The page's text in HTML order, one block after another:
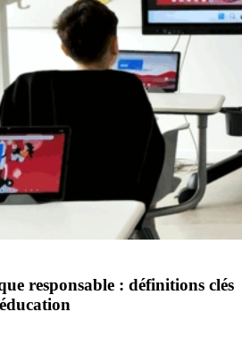
responsable : définitions clés